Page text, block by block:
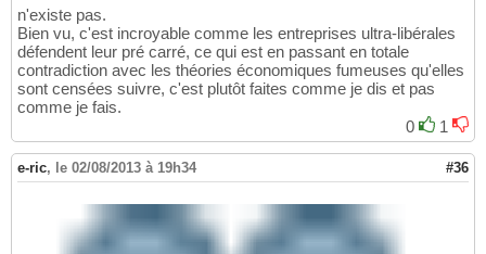
n'existe pas.
Bien vu, c'est incroyable comme les entreprises ultra-libérales
défendent leur pré carré, ce qui est en passant en totale
contradiction avec les théories économiques fumeuses qu'elles
sont censées suivre, c'est plutôt faites comme je dis et pas
comme je fais.
0
1
e-ric, le 02/08/2013 à 19h34 #36